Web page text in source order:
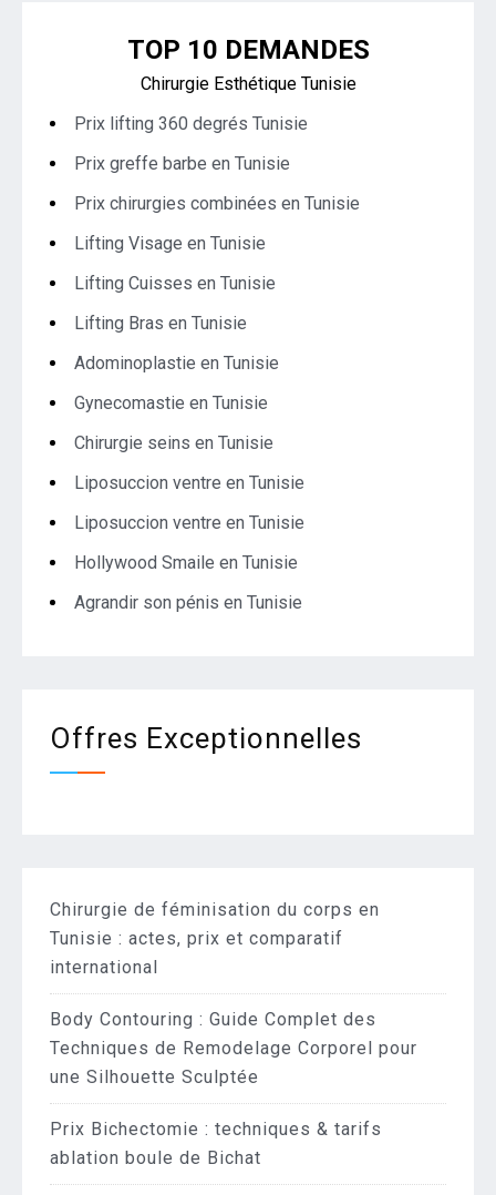
TOP 10 DEMANDES
Chirurgie Esthétique Tunisie
Prix lifting 360 degrés Tunisie
Prix greffe barbe en Tunisie
Prix chirurgies combinées en Tunisie
Lifting Visage en Tunisie
Lifting Cuisses en Tunisie
Lifting Bras en Tunisie
Adominoplastie en Tunisie
Gynecomastie en Tunisie
Chirurgie seins en Tunisie
Liposuccion ventre en Tunisie
Liposuccion ventre en Tunisie
Hollywood Smaile en Tunisie
Agrandir son pénis en Tunisie
Offres Exceptionnelles
Chirurgie de féminisation du corps en
Tunisie : actes, prix et comparatif
international
Body Contouring : Guide Complet des
Techniques de Remodelage Corporel pour
une Silhouette Sculptée
Prix Bichectomie : techniques & tarifs
ablation boule de Bichat